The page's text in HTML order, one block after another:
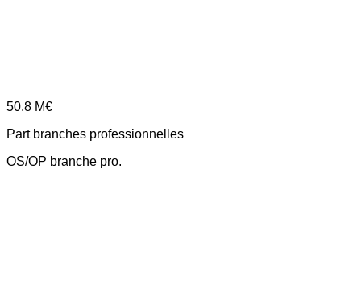
50.8 M€
Part branches professionnelles
OS/OP branche pro.